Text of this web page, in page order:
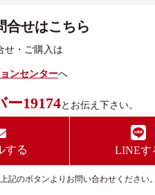
合せはこちら
せ・ご購入は
ンセンターへ
ー19174とお伝え下さい。
する LINEす
のボタンよりお問い合わせください。